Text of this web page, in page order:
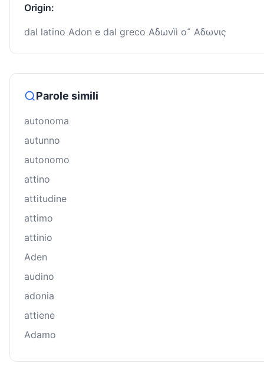
Origin:
dal latino Adon e dal greco Αδωνìì o῎ Αδωνις
Parole simili
autonoma
autunno
autonomo
attino
attitudine
attimo
attinio
Aden
audino
adonia
attiene
Adamo